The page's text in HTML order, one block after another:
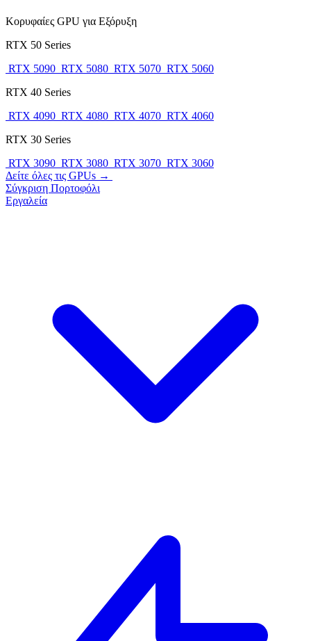
Κορυφαίες GPU για Εξόρυξη
RTX 50 Series
RTX 5090 RTX 5080 RTX 5070 RTX 5060
RTX 40 Series
RTX 4090 RTX 4080 RTX 4070 RTX 4060
RTX 30 Series
RTX 3090 RTX 3080 RTX 3070 RTX 3060
Δείτε όλες τις GPUs →
Σύγκριση Πορτοφόλι
Εργαλεία